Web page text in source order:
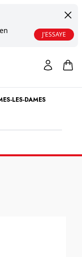
J'ESSAYE
LES-DAMES